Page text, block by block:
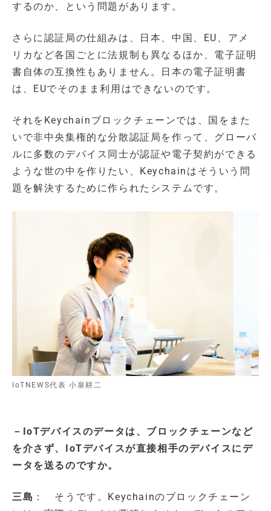
するのか、という問題があります。
さらに認証局の仕組みは、日本、中国、EU、アメ
リカなど各国ごとに法規制も異なるほか、電子証明
書自体の互換性もありません。日本の電子証明書
は、EUでそのまま利用はできないのです。
それをKeychainブロックチェーンでは、国をまた
いで非中央集権的な分散認証局を作って、グローバ
ルに多数のデバイス同士が認証や電子契約ができる
ような世の中を作りたい、Keychainはそういう問
題を解決するために作られたシステムです。
IoTNEWS代表 小泉耕二
－IoTデバイスのデータは、ブロックチェーンなど
を介さず、IoTデバイスが直接相手のデバイスにデ
ータを送るのですか。
三島 ： そうです。Keychainのブロックチェーン